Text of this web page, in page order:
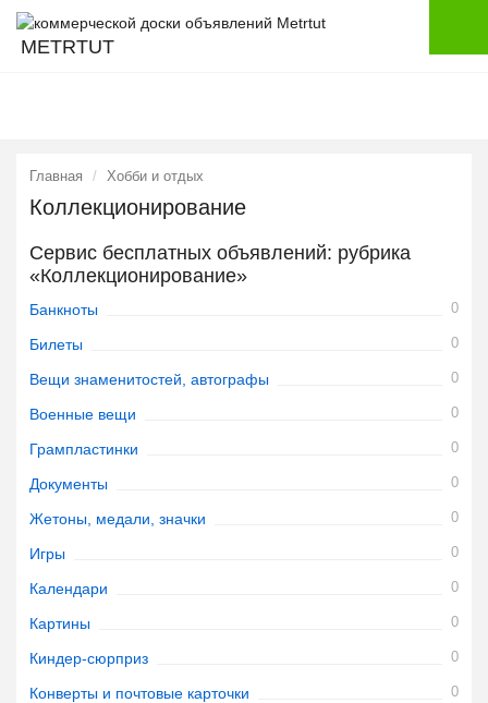
METRTUT
Главная Хобби и отдых
Коллекционирование
Сервис бесплатных объявлений: рубрика
«Коллекционирование»
Банкноты 0
Билеты 0
Вещи знаменитостей, автографы 0
Военные вещи 0
Грампластинки 0
Документы 0
Жетоны, медали, значки 0
Игры 0
Календари 0
Картины 0
Киндер-сюрприз 0
Конверты и почтовые карточки 0